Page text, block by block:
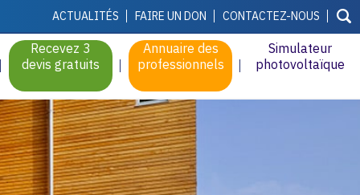
ACTUALITÉS FAIRE UN DON CONTACTEZ-NOUS
Recevez 3
devis gratuits
Annuaire des
professionnels
Simulateur
photovoltaïque